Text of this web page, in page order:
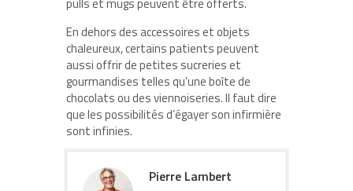
En dehors des accessoires et objets
chaleureux, certains patients peuvent
aussi offrir de petites sucreries et
gourmandises telles qu’une boîte de
chocolats ou des viennoiseries. Il faut dire
que les possibilités d’égayer son infirmière
sont infinies.
Pierre Lambert